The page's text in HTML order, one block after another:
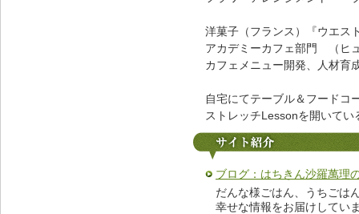
洋菓子（フランス）『ウエス
アカデミーカフェ部門 （ヒ
カフェメニュー開発、人材育
自宅にてテーブル＆フード
ストレッチLessonを開いてい
ブログ：はちきん沙羅萬理
だんな様ごはん、うちごは
幸せな情報をお届けして